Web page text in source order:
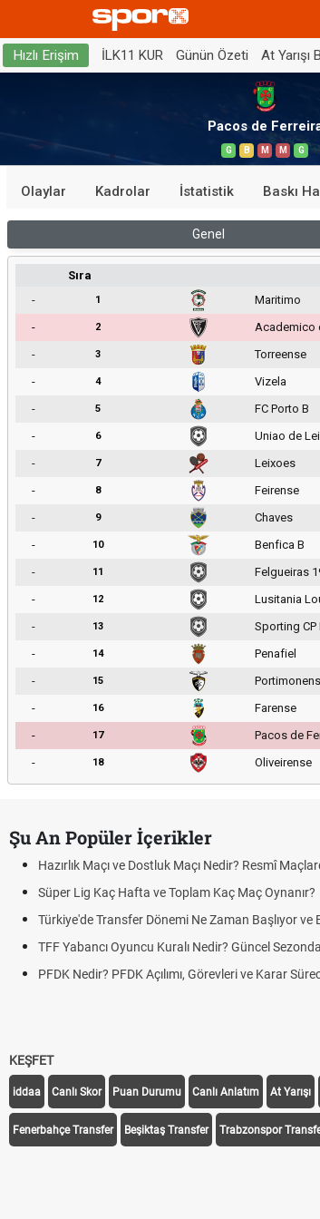
Hızlı Erişim İLK11 KUR Günün Özeti At Yarışı
Pacos de
G B M M G
Olaylar Kadrolar İstatistik Baskı
Genel
Sıra
-
1 Maritimo
-
2 Academico
-
3 Torreense
-
4 Vizela
-
5 FC Porto B
-
6 Uniao de
-
7 Leixoes
-
8 Feirense
-
9 Chaves
-
10 Benfica B
-
11 Felgueiras
-
12 Lusitania
-
13 Sporting CP
-
14 Penafiel
-
15
-
16 Farense
-
17 Pacos de
-
18 Oliveirense
Şu An Popüler İçerikler
Hazırlık Maçı ve Dostluk Maçı Nedir? Resmî
Süper Lig Kaç Hafta ve Toplam Kaç Maç Oynanır?
Türkiye'de Transfer Dönemi Ne Zaman Başlıyor ve
TFF Yabancı Oyuncu Kuralı Nedir? Güncel
PFDK Nedir? PFDK Açılımı, Görevleri ve Karar
KEŞFET
iddaa Canlı Skor Puan Durumu Canlı Anlatım At Yarışı
Fenerbahçe Transfer Beşiktaş Transfer Trabzonspor